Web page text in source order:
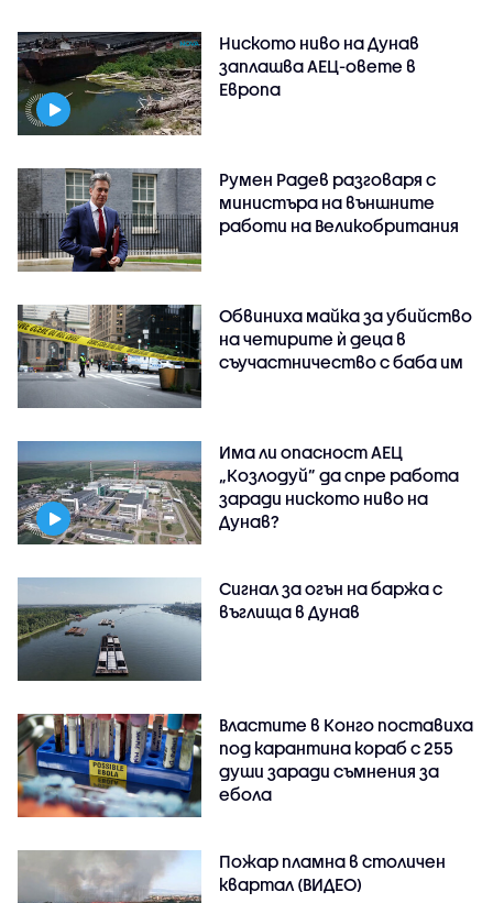
Ниското ниво на Дунав
заплашва АЕЦ-овете в
Европа
Румен Радев разговаря с
министъра на външните
работи на Великобритания
Обвиниха майка за убийство
на четирите ѝ деца в
съучастничество с баба им
Има ли опасност АЕЦ
„Козлодуй” да спре работа
заради ниското ниво на
Дунав?
Сигнал за огън на баржа с
въглища в Дунав
Властите в Конго поставиха
под карантина кораб с 255
души заради съмнения за
ебола
Пожар пламна в столичен
квартал (ВИДЕО)